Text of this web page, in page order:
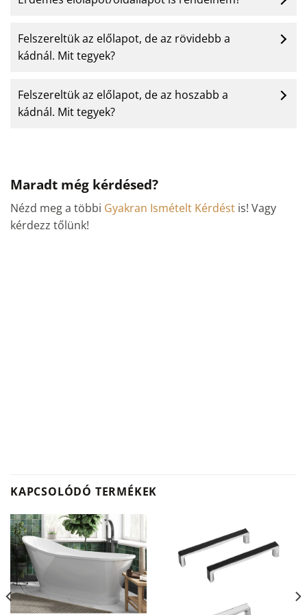
Felszereltük az előlapot, de az rövidebb a
kádnál. Mit tegyek?
Felszereltük az előlapot, de az hoszabb a
kádnál. Mit tegyek?
Maradt még kérdésed?
Nézd meg a többi Gyakran Ismételt Kérdést is! Vagy
kérdezz tőlünk!
KAPCSOLÓDÓ TERMÉKEK